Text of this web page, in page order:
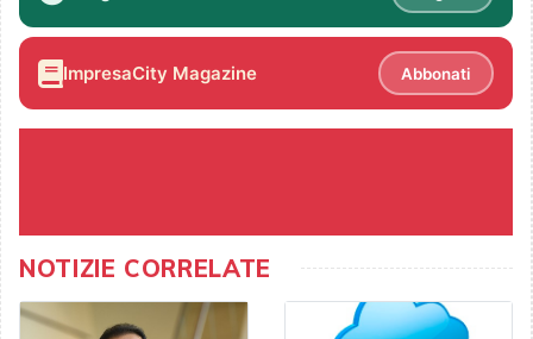
ImpresaCity Magazine Abbonati
NOTIZIE CORRELATE